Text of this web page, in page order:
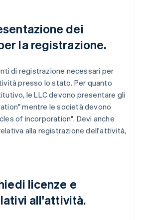
dei
la registrazione.
di registrazione necessari per
presso lo stato. Per quanto
le LLC devono presentare gli
mentre le società devono
of incorporation". Devi anche
alla registrazione dell'attività,
licenze e
all'attività.